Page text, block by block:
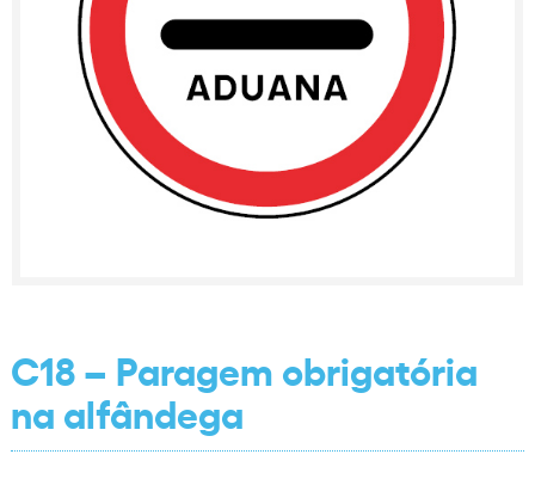
C18 – Paragem obrigatória
na alfândega